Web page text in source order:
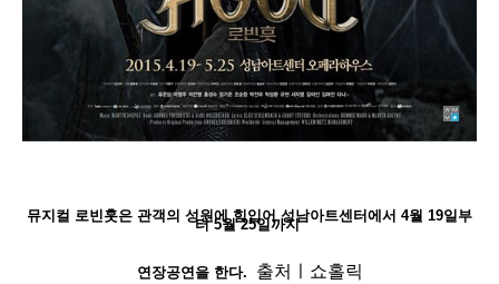
뮤지컬 로빈훗은 관객의 성원에 힘입어 성남아트센터에서 4월 19일부
터 5월 25일까지
연장공연을 한다. 출처ㅣ쇼홀릭